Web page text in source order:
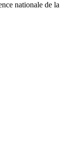
nationale de la